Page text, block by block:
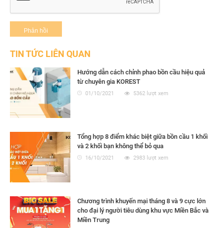
TIN TỨC LIÊN QUAN
Hướng dẫn cách chỉnh phao bồn cầu hiệu quả
từ chuyên gia KOREST
01/10/2021 5362 lượt xem
Tổng hợp 8 điểm khác biệt giữa bồn cầu 1 khối
và 2 khối bạn không thể bỏ qua
16/10/2021 2983 lượt xem
Chương trình khuyến mại tháng 8 và 9 cực lớn
cho đại lý người tiêu dùng khu vực Miền Bắc và
Miền Trung